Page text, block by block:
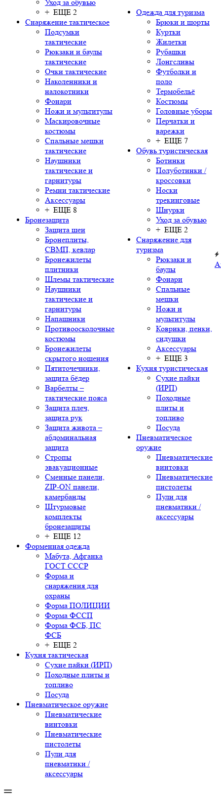
Уход за обувью
+ ЕЩЕ 2
Снаряжение тактическое
Подсумки
тактические
Рюкзаки и баулы
тактические
Очки тактические
Наколенники и
налокотники
Фонари
Ножи и мультитулы
Маскировочные
костюмы
Спальные мешки
тактические
Наушники
тактические и
гарнитуры
Ремни тактические
Аксессуары
+ ЕЩЕ 8
Бронезащита
Защита шеи
Бронеплиты,
СВМП, кевлар
Бронежилеты
плитники
Шлемы тактические
Наушники
тактические и
гарнитуры
Напашники
Противоосколочные
костюмы
Бронежилеты
скрытого ношения
Пятиточечники,
защита бёдер
Варбелты –
тактические пояса
Защита плеч,
защита рук
Защита живота –
абдоминальная
защита
Стропы
эвакуационные
Сменные панели,
ZIP-ON панели,
камербанды
Штурмовые
комплекты
бронезащиты
+ ЕЩЕ 12
Форменная одежда
Мабута, Афганка
ГОСТ СССР
Форма и
снаряжения для
охраны
Форма ПОЛИЦИИ
Форма ФССП
Форма ФСБ, ПС
ФСБ
+ ЕЩЕ 2
Кухня тактическая
Сухие пайки (ИРП)
Походные плиты и
топливо
Посуда
Пневматическое оружие
Пневматические
винтовки
Пневматические
пистолеты
Пули для
пневматики /
аксессуары
Одежда для туризма
Брюки и шорты
Куртки
Жилетки
Рубашки
Лонгсливы
Футболки и
поло
Термобельё
Костюмы
Головные уборы
Перчатки и
варежки
+ ЕЩЕ 7
Обувь туристическая
Ботинки
Полуботинки /
кроссовки
Носки
трекинговые
Шнурки
Уход за обувью
+ ЕЩЕ 2
Снаряжение для
туризма
Рюкзаки и
баулы
Фонари
Спальные
мешки
Ножи и
мультитулы
Коврики, пенки,
сидушки
Аксессуары
+ ЕЩЕ 3
Кухня туристическая
Сухие пайки
(ИРП)
Походные
плиты и
топливо
Посуда
Пневматическое
оружие
Пневматические
винтовки
Пневматические
пистолеты
Пули для
пневматики /
аксессуары